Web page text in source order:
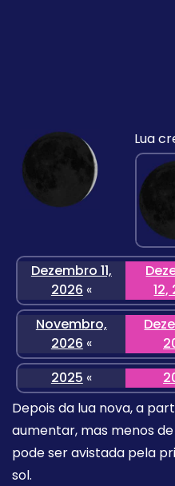
Lua
Dezembro 11,
2026 «
12,
Novembro,
2026 «
2025 «
Depois da lua nova, a
aumentar, mas menos
pode ser avistada pela
sol.